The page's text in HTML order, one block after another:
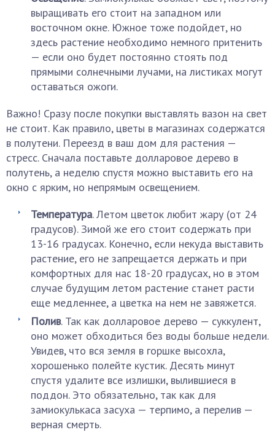
выращивать его стоит на западном или
восточном окне. Южное тоже подойдет, но
здесь растение необходимо немного притенить
— если оно будет постоянно стоять под
прямыми солнечными лучами, на листиках могут
оставаться ожоги.
Важно! Сразу после покупки выставлять вазон на свет
не стоит. Как правило, цветы в магазинах содержатся
в полутени. Переезд в ваш дом для растения —
стресс. Сначала поставьте долларовое дерево в
полутень, а неделю спустя можно выставить его на
окно с ярким, но непрямым освещением.
Температура. Летом цветок любит жару (от 24
градусов). Зимой же его стоит содержать при
13-16 градусах. Конечно, если некуда выставить
растение, его не запрещается держать и при
комфортных для нас 18-20 градусах, но в этом
случае будущим летом растение станет расти
еще медленнее, а цветка на нем не завяжется.
Полив. Так как долларовое дерево — суккулент,
оно может обходиться без воды больше недели.
Увидев, что вся земля в горшке высохла,
хорошенько полейте кустик. Десять минут
спустя удалите все излишки, вылившиеся в
поддон. Это обязательно, так как для
замиокулькаса засуха — терпимо, а перелив —
верная смерть.